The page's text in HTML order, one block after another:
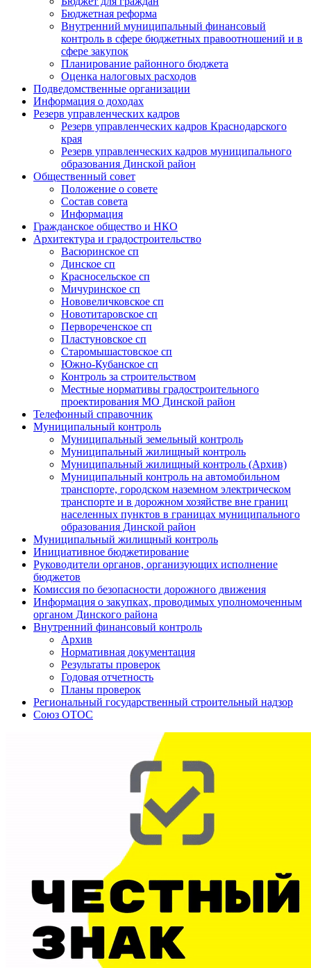
Бюджетная реформа
Внутренний муниципальный финансовый
контроль в сфере бюджетных правоотношений и в
сфере закупок
Планирование районного бюджета
Оценка налоговых расходов
Подведомственные организации
Информация о доходах
Резерв управленческих кадров
Резерв управленческих кадров Краснодарского
края
Резерв управленческих кадров муниципального
образования Динской район
Общественный совет
Положение о совете
Состав совета
Информация
Гражданское общество и НКО
Архитектура и градостроительство
Васюринское сп
Динское сп
Красносельское сп
Мичуринское сп
Нововеличковское сп
Новотитаровское сп
Первореченское сп
Пластуновское сп
Старомышастовское сп
Южно-Кубанское сп
Контроль за строительством
Местные нормативы градостроительного
проектирования МО Динской район
Телефонный справочник
Муниципальный контроль
Муниципальный земельный контроль
Муниципальный жилищный контроль
Муниципальный жилищный контроль (Архив)
Муниципальный контроль на автомобильном
транспорте, городском наземном электрическом
транспорте и в дорожном хозяйстве вне границ
населенных пунктов в границах муниципального
образования Динской район
Муниципальный жилищный контроль
Инициативное бюджетирование
Руководители органов, организующих исполнение
бюджетов
Комиссия по безопасности дорожного движения
Информация о закупках, проводимых уполномоченным
органом Динского района
Внутренний финансовый контроль
Архив
Нормативная документация
Результаты проверок
Годовая отчетность
Планы проверок
Региональный государственный строительный надзор
Союз ОТОС